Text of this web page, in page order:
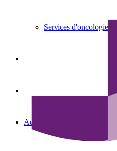
Services d'oncologie
Advanced Oncology Solutions